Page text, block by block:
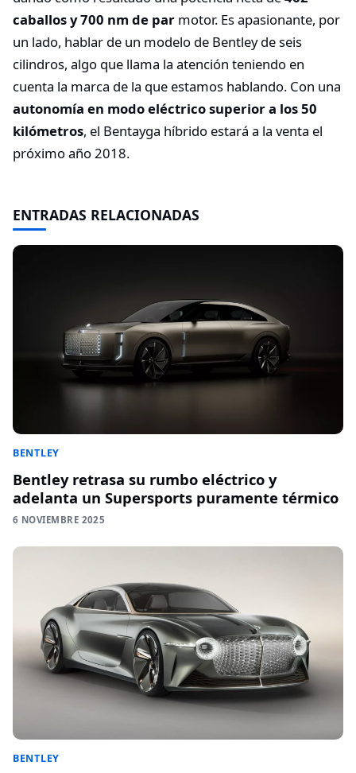
caballos y 700 nm de par motor. Es apasionante, por
un lado, hablar de un modelo de Bentley de seis
cilindros, algo que llama la atención teniendo en
cuenta la marca de la que estamos hablando. Con una
autonomía en modo eléctrico superior a los 50
kilómetros, el Bentayga híbrido estará a la venta el
próximo año 2018.
ENTRADAS RELACIONADAS
BENTLEY
Bentley retrasa su rumbo eléctrico y
adelanta un Supersports puramente térmico
6 NOVIEMBRE 2025
BENTLEY